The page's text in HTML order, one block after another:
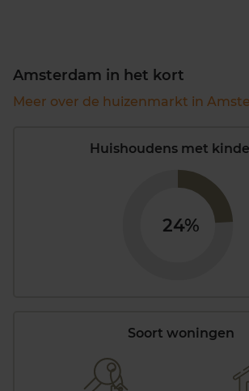
Amsterdam in het kort
Meer over de huizenmarkt in
Huishoudens met
24%
Soort woningen